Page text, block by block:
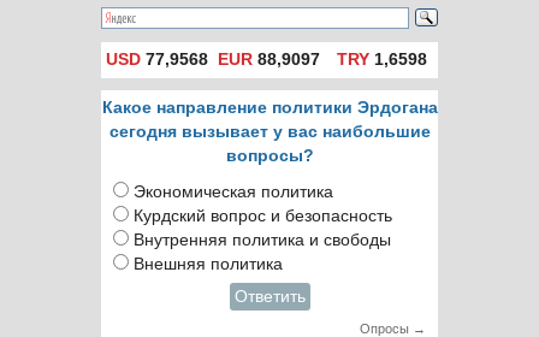
USD 77,9568 EUR 88,9097 TRY1,6598
Какое направление политики Эрдогана
сегодня вызывает у вас наибольшие
вопросы?
Экономическая политика
Курдский вопрос и безопасность
Внутренняя политика и свободы
Внешняя политика
Ответить
Опросы →